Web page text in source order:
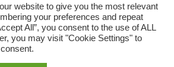
website to give you the most relevant
your preferences and repeat
All”, you consent to the use of ALL
you may visit "Cookie Settings" to